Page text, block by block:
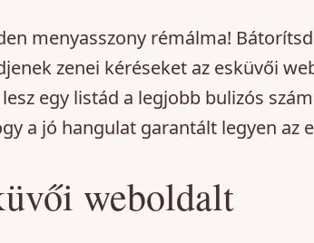
menyasszony rémálma!
zenei kéréseket az esküvői
egy listád a legjobb bulizós
a jó hangulat garantált legyen az
weboldalt